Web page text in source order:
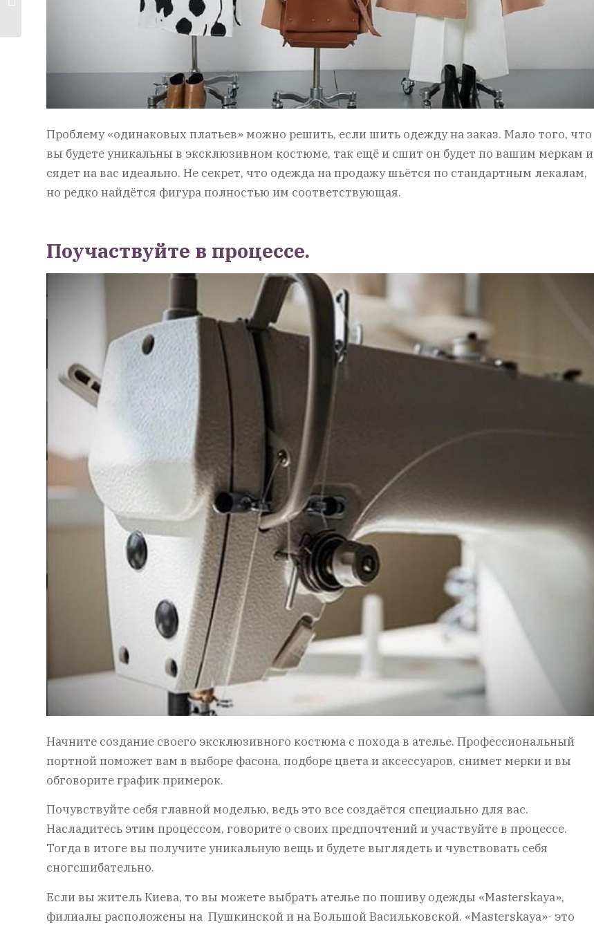
Проблему «одинаковых платьев» можно решить, если шить одежду на заказ. Мало того, что
вы будете уникальны в эксклюзивном костюме, так ещё и сшит он будет по вашим меркам и
сядет на вас идеально. Не секрет, что одежда на продажу шьётся по стандартным лекалам,
но редко найдётся фигура полностью им соответствующая.
Поучаствуйте в процессе.
Начните создание своего эксклюзивного костюма с похода в ателье. Профессиональный
портной поможет вам в выборе фасона, подборе цвета и аксессуаров, снимет мерки и вы
обговорите график примерок.
Почувствуйте себя главной моделью, ведь это все создаётся специально для вас.
Насладитесь этим процессом, говорите о своих предпочтений и участвуйте в процессе.
Тогда в итоге вы получите уникальную вещь и будете выглядеть и чувствовать себя
сногсшибательно.
Если вы житель Киева, то вы можете выбрать ателье по пошиву одежды «Masterskaya»,
филиалы расположены на Пушкинской и на Большой Васильковской. «Masterskaya»- это